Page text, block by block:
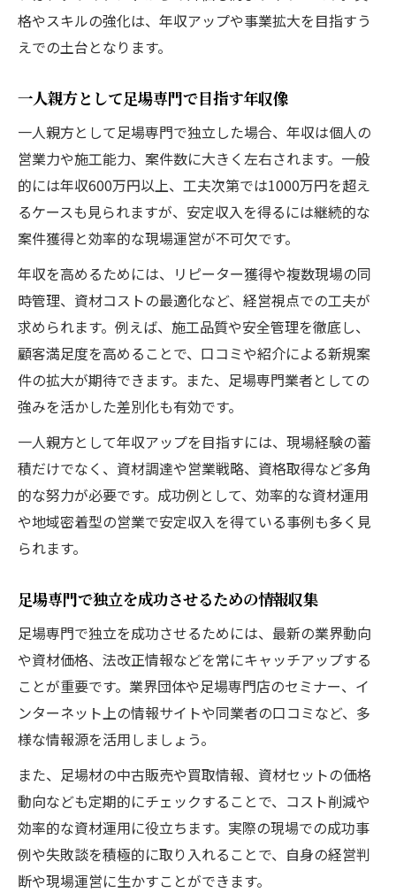
格やスキルの強化は、年収アップや事業拡大を目指すう
えでの土台となります。
一人親方として足場専門で目指す年収像
一人親方として足場専門で独立した場合、年収は個人の
営業力や施工能力、案件数に大きく左右されます。一般
的には年収600万円以上、工夫次第では1000万円を超え
るケースも見られますが、安定収入を得るには継続的な
案件獲得と効率的な現場運営が不可欠です。
年収を高めるためには、リピーター獲得や複数現場の同
時管理、資材コストの最適化など、経営視点での工夫が
求められます。例えば、施工品質や安全管理を徹底し、
顧客満足度を高めることで、口コミや紹介による新規案
件の拡大が期待できます。また、足場専門業者としての
強みを活かした差別化も有効です。
一人親方として年収アップを目指すには、現場経験の蓄
積だけでなく、資材調達や営業戦略、資格取得など多角
的な努力が必要です。成功例として、効率的な資材運用
や地域密着型の営業で安定収入を得ている事例も多く見
られます。
足場専門で独立を成功させるための情報収集
足場専門で独立を成功させるためには、最新の業界動向
や資材価格、法改正情報などを常にキャッチアップする
ことが重要です。業界団体や足場専門店のセミナー、イ
ンターネット上の情報サイトや同業者の口コミなど、多
様な情報源を活用しましょう。
また、足場材の中古販売や買取情報、資材セットの価格
動向なども定期的にチェックすることで、コスト削減や
効率的な資材運用に役立ちます。実際の現場での成功事
例や失敗談を積極的に取り入れることで、自身の経営判
断や現場運営に生かすことができます。